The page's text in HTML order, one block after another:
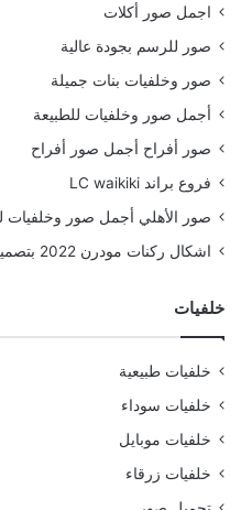
اجمل صور أكلات
صور للرسم بجودة عالية
صور وخلفيات بنات جميلة
أجمل صور وخلفيات للطبيعة
صور أفراح أجمل صور أفراح
فروع براند LC waikiki
صور الأهلي أجمل صور وخلفيات
اشكال ركنات مودرن 2022 بتصميمات رائعة
خلفيات
خلفيات طبيعية
خلفيات سوداء
خلفيات موبايل
خلفيات زرقاء